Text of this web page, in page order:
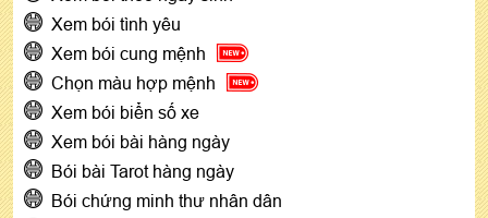
Xem bói tình yêu
Xem bói cung mệnh
Chọn màu hợp mệnh
Xem bói biển số xe
Xem bói bài hàng ngày
Bói bài Tarot hàng ngày
Bói chứng minh thư nhân dân